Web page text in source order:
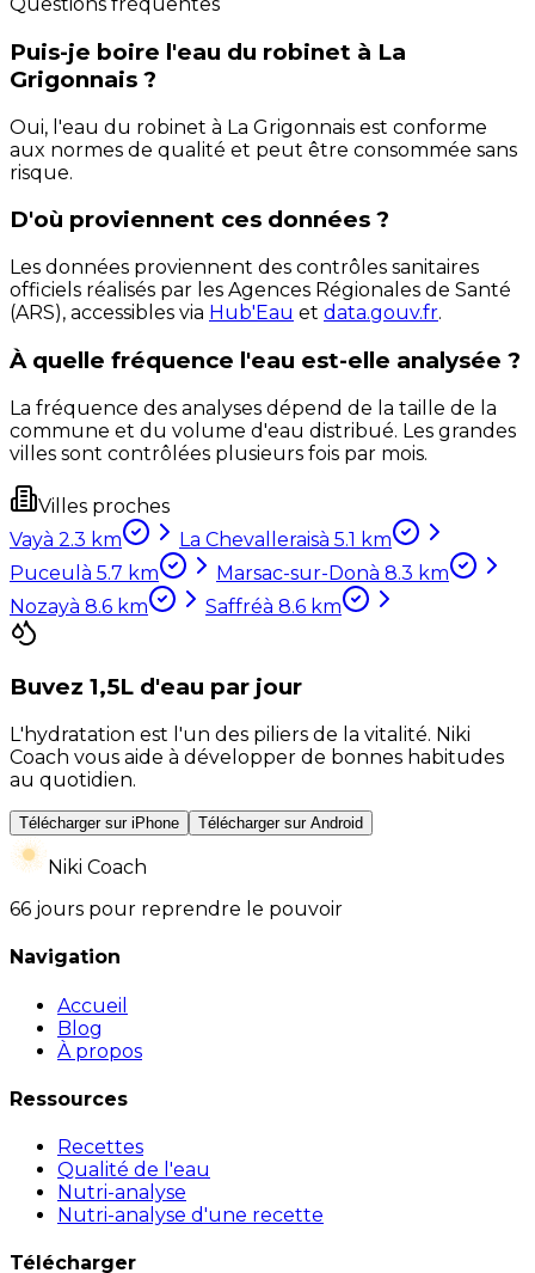
Puis-je boire l'eau du robinet à La
Grigonnais ?
Oui, l'eau du robinet à La Grigonnais est conforme
aux normes de qualité et peut être consommée sans
risque.
D'où proviennent ces données ?
Les données proviennent des contrôles sanitaires
officiels réalisés par les Agences Régionales de Santé
(ARS), accessibles via Hub'Eau et data.gouv.fr.
À quelle fréquence l'eau est-elle analysée ?
La fréquence des analyses dépend de la taille de la
commune et du volume d'eau distribué. Les grandes
villes sont contrôlées plusieurs fois par mois.
Villes proches
Vayà 2.3 km La Chevalleraisà 5.1 km
Puceul à 5.7 km Marsac-sur-Donà 8.3 km
Nozayà 8.6 km Saffréà 8.6 km
Buvez 1,5L d'eau par jour
L'hydratation est l'un des piliers de la vitalité. Niki
Coach vous aide à développer de bonnes habitudes
au quotidien.
Télécharger sur iPhone Télécharger sur Android
Niki Coach
66 jours pour reprendre le pouvoir
Navigation
Accueil
Blog
À propos
Ressources
Recettes
Qualité de l'eau
Nutri-analyse
Nutri-analyse d'une recette
Télécharger